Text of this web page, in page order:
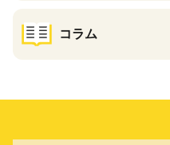
コラム